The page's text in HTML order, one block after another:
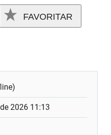
FAVORITAR
2026 11:13